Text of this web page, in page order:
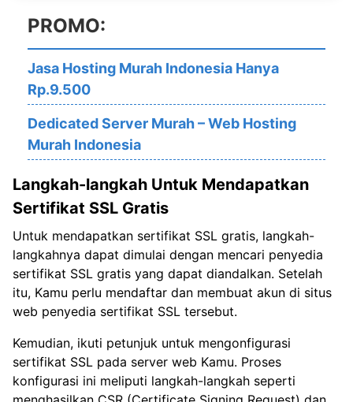
PROMO:
Jasa Hosting Murah Indonesia Hanya
Rp.9.500
Dedicated Server Murah – Web Hosting
Murah Indonesia
Langkah-langkah Untuk Mendapatkan
Sertifikat SSL Gratis
Untuk mendapatkan sertifikat SSL gratis, langkah-
langkahnya dapat dimulai dengan mencari penyedia
sertifikat SSL gratis yang dapat diandalkan. Setelah
itu, Kamu perlu mendaftar dan membuat akun di situs
web penyedia sertifikat SSL tersebut.
Kemudian, ikuti petunjuk untuk mengonfigurasi
sertifikat SSL pada server web Kamu. Proses
konfigurasi ini meliputi langkah-langkah seperti